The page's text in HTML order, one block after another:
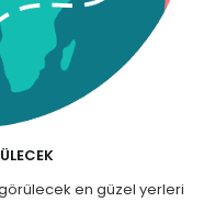
en güzel yerleri